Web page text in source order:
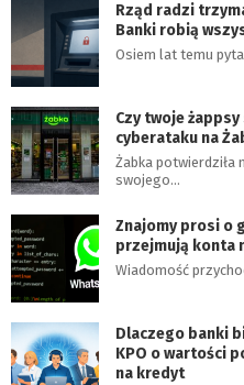
Rząd radzi
Banki robią
Osiem lat temu
Czy twoje
cyberataku na
Żabka potwierdziła
swojego…
Znajomy prosi o
przejmują konta
Wiadomość
Dlaczego banki
KPO o wartości
na kredyt